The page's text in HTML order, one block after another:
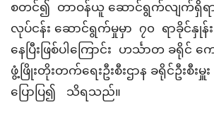
စတင်၍ တာဝန်ယူ‌ ဆောင်ရွက်လျက်ရှိရ
လုပ်ငန်း ဆောင်ရွက်မှုမှာ ၇၀ ရာခိုင်နှုန်း
နေပြီးဖြစ်ပါကြောင်း ဟင်္သာတ ခရိုင်
ဖွံ့ဖြိုးတိုးတက်ရေးဦးစီးဌာန ခရိုင်ဦးစီးမှူ
ပြောပြ၍ သိရသည်။